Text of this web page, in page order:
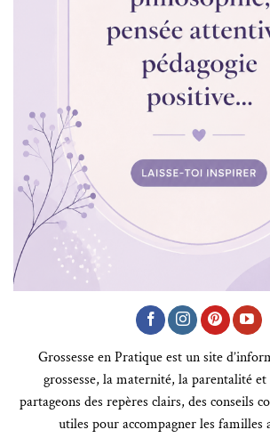
Grossesse en Pratique est un site
grossesse, la maternité, la parentalité et
partageons des repères clairs, des conseils
utiles pour accompagner les familles